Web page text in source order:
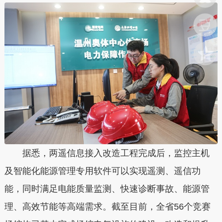
据悉，两遥信息接入改造工程完成后，监控主机
及智能化能源管理专用软件可以实现遥测、遥信功
能，同时满足电能质量监测、快速诊断事故、能源管
理、高效节能等高端需求。截至目前，全省56个竞赛